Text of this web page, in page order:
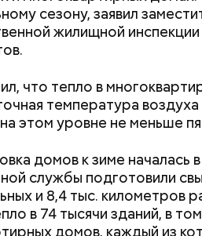
сезону, заявил
жилищной
что тепло в
температура
этом уровне не меньше
домов к зиме началась
службы подготовили
и 8,4 тыс. километров
в 74 тысячи зданий, в
домов, каждый из
самым известным местом
там начинается
зоопарк — один из
почти 22 гектара в
пятое место в